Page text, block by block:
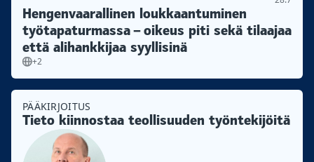
Hengenvaarallinen loukkaantuminen
työtapaturmassa – oikeus piti sekä tilaajaa
että alihankkijaa syyllisinä
+2
PÄÄKIRJOITUS
Tieto kiinnostaa teollisuuden työntekijöitä